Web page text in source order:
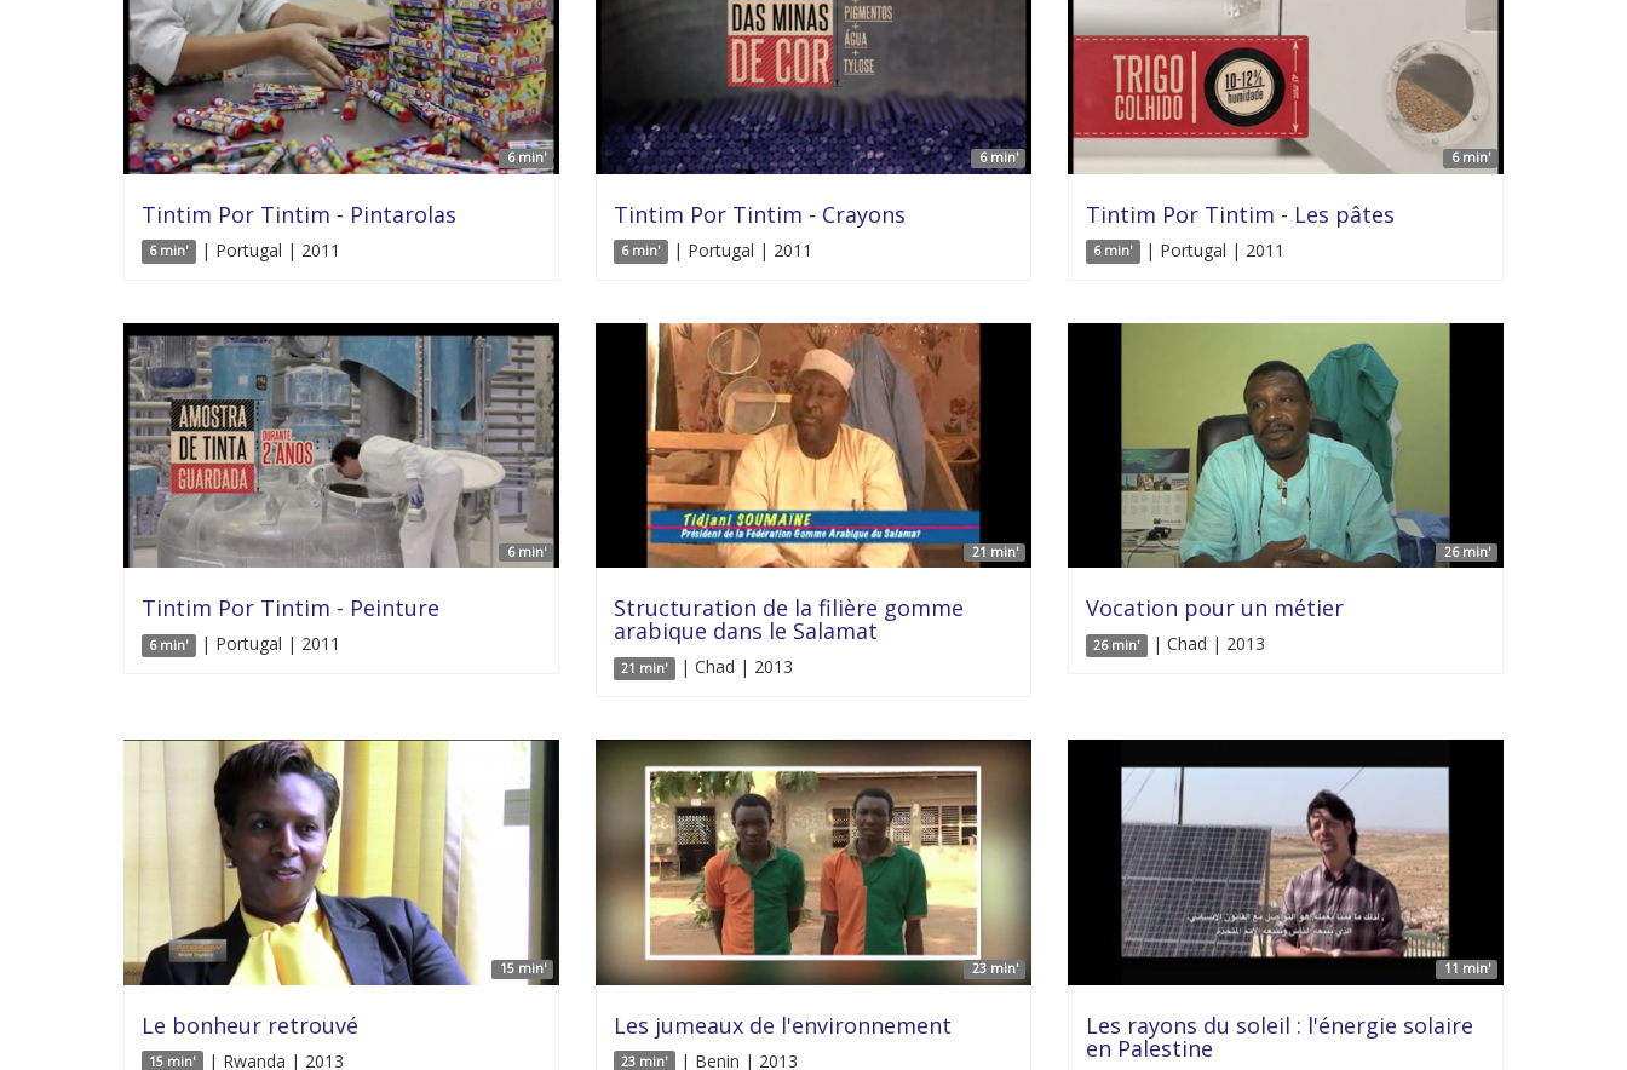
6 min'
Tintim Por Tintim - Pintarolas
6 min' | Portugal | 2011
6 min'
Tintim Por Tintim - Crayons
6 min' | Portugal | 2011
6 min'
Tintim Por Tintim - Les pâtes
6 min' | Portugal | 2011
6 min'
Tintim Por Tintim - Peinture
6 min' | Portugal | 2011
21 min'
Structuration de la filière gomme
arabique dans le Salamat
21 min' | Chad | 2013
26 min'
Vocation pour un métier
26 min' | Chad | 2013
15 min'
Le bonheur retrouvé
15 min' | Rwanda | 2013
23 min'
Les jumeaux de l'environnement
23 min' | Benin | 2013
11 min'
Les rayons du soleil : l'énergie solaire
en Palestine